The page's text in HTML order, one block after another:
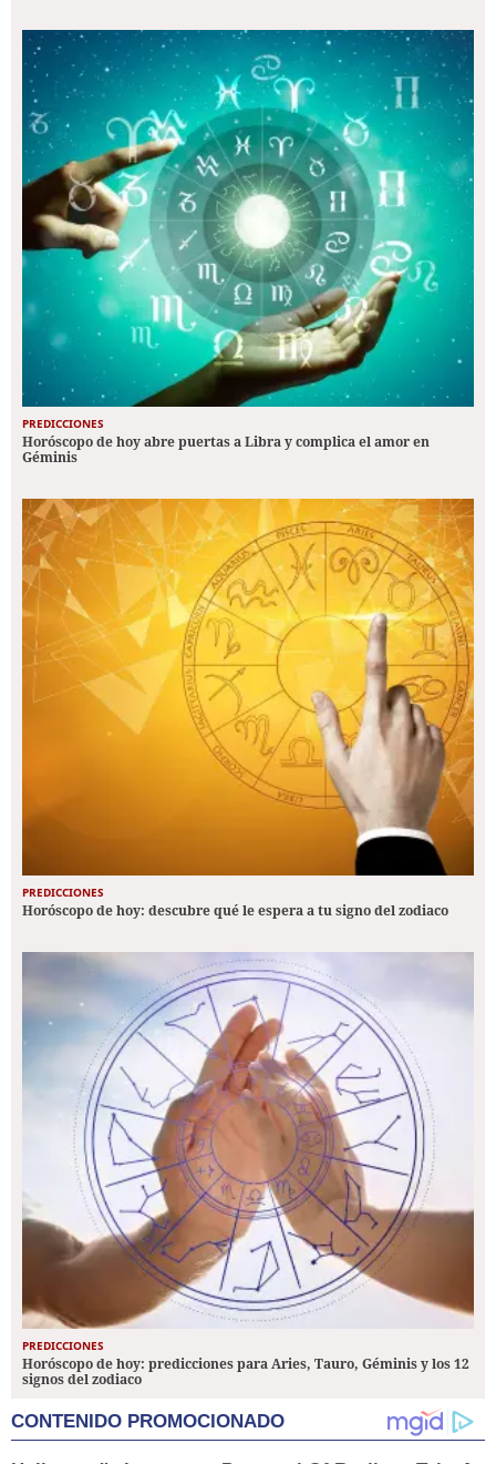
PREDICCIONES
Horóscopo de hoy abre puertas a Libra y complica el amor en
Géminis
PREDICCIONES
Horóscopo de hoy: descubre qué le espera a tu signo del zodiaco
PREDICCIONES
Horóscopo de hoy: predicciones para Aries, Tauro, Géminis y los 12
signos del zodiaco
CONTENIDO PROMOCIONADO